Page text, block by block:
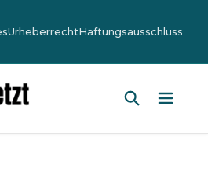
UrheberrechtHaftungsausschluss